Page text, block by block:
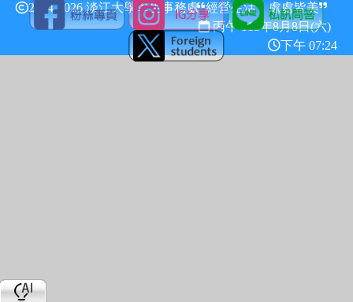
2024-2026 淡江大學學生事務處 經營生活，處處皆美
丙午 115年8月8日(六)
下午 07:24